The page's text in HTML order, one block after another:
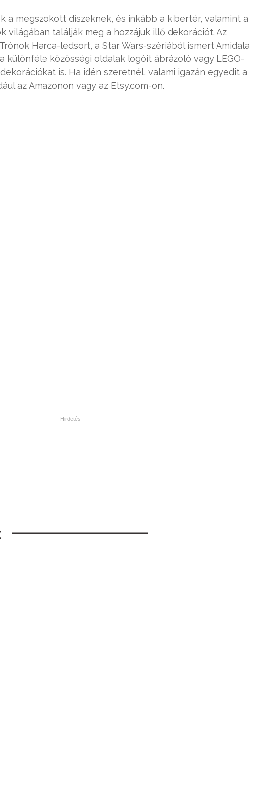
a megszokott díszeknek, és inkább a kibertér, valamint a
világában találják meg a hozzájuk illő dekorációt. Az
Harca-ledsort, a Star Wars-szériából ismert Amidala
különféle közösségi oldalak logóit ábrázoló vagy LEGO-
is. Ha idén szeretnél, valami igazán egyedit a
az Amazonon vagy az Etsy.com-on.